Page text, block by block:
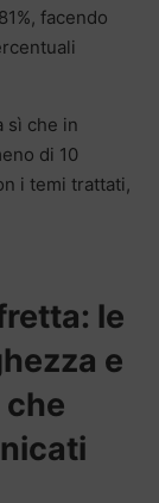
facendo
sì che in
di 10
i temi trattati,
le
e